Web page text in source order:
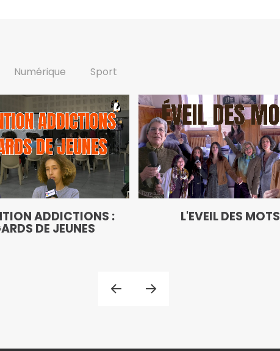
Numérique Sport
ADDICTIONS :
DE JEUNES
L'EVEIL DES MOTS